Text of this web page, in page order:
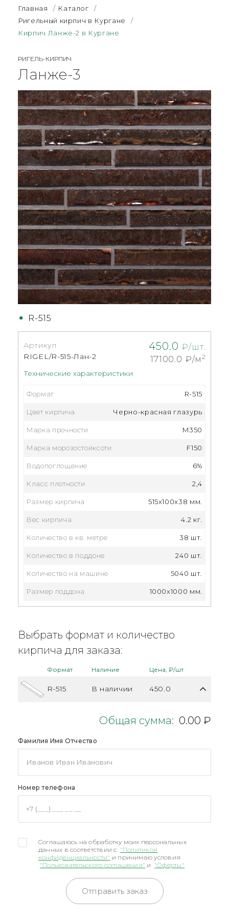
Главная / Каталог
/
Ригельный кирпич в Кургане
/
Кирпич Ланже-2 в Кургане
РИГЕЛЬ-КИРПИЧ
Ланже-3
450.0 ₽/шт.
17100.0 ₽/м2
R-515
Технические характеристики
Артикул
RIGEL/R-515-Лан-2
Формат R-515
Цвет кирпича Черно-красная глазурь
Марка прочности M350
Марка морозостойксоти F150
Водопоглощение 6%
Класс плотности 2,4
Размер кирпича 515x100x38 мм.
Вес кирпича 4.2 кг.
Количество в кв. метре 38 шт.
Количество в поддоне 240 шт.
Количество на машине 5040 шт.
Размер поддона 1000х1000 мм.
Выбрать формат и количество
кирпича для заказа:
Формат Наличие Цена, ₽/шт
R-515 В наличии 450.0
Общая сумма: 0.00 ₽
Фамилия Имя Отчество
Номер телефона
Соглашаюсь на обработку моих персональных
данных в соответствии с "Политикой
конфиденциальности" и принимаю условия
"Пользовательского соглашения" и "Оферты"
Отправить заказ